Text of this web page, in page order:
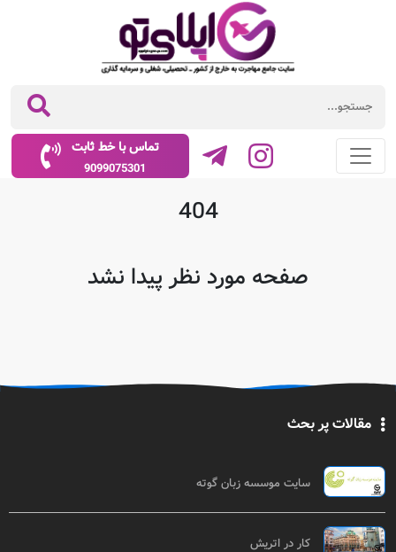
تماس با خط ثابت
9099075301
404
صفحه مورد نظر پیدا نشد
مقالات پر بحث
سایت موسسه زبان گوته
کار در اتریش